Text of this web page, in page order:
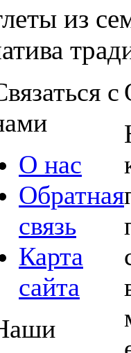
из
с
О нас
Обратная
связь
Карта
сайта